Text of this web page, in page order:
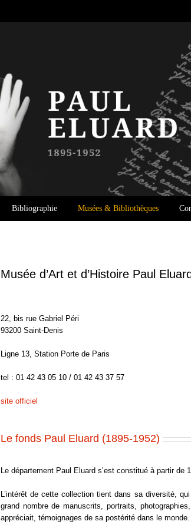
Bibliographie Musées & Bibliothèques
Musée d’Art et d’Histoire Paul
22, bis rue Gabriel Péri
93200 Saint-Denis
Ligne 13, Station Porte de Paris
tel : 01 42 43 05 10 / 01 42 43 37 57
site officiel
Le fonds Paul Eluard (1895-1952)
Le département Paul Eluard s’est constitué à partir
L’intérêt de cette collection tient dans sa diversité,
grand nombre de manuscrits, portraits,
appréciait, témoignages de sa postérité dans le monde.